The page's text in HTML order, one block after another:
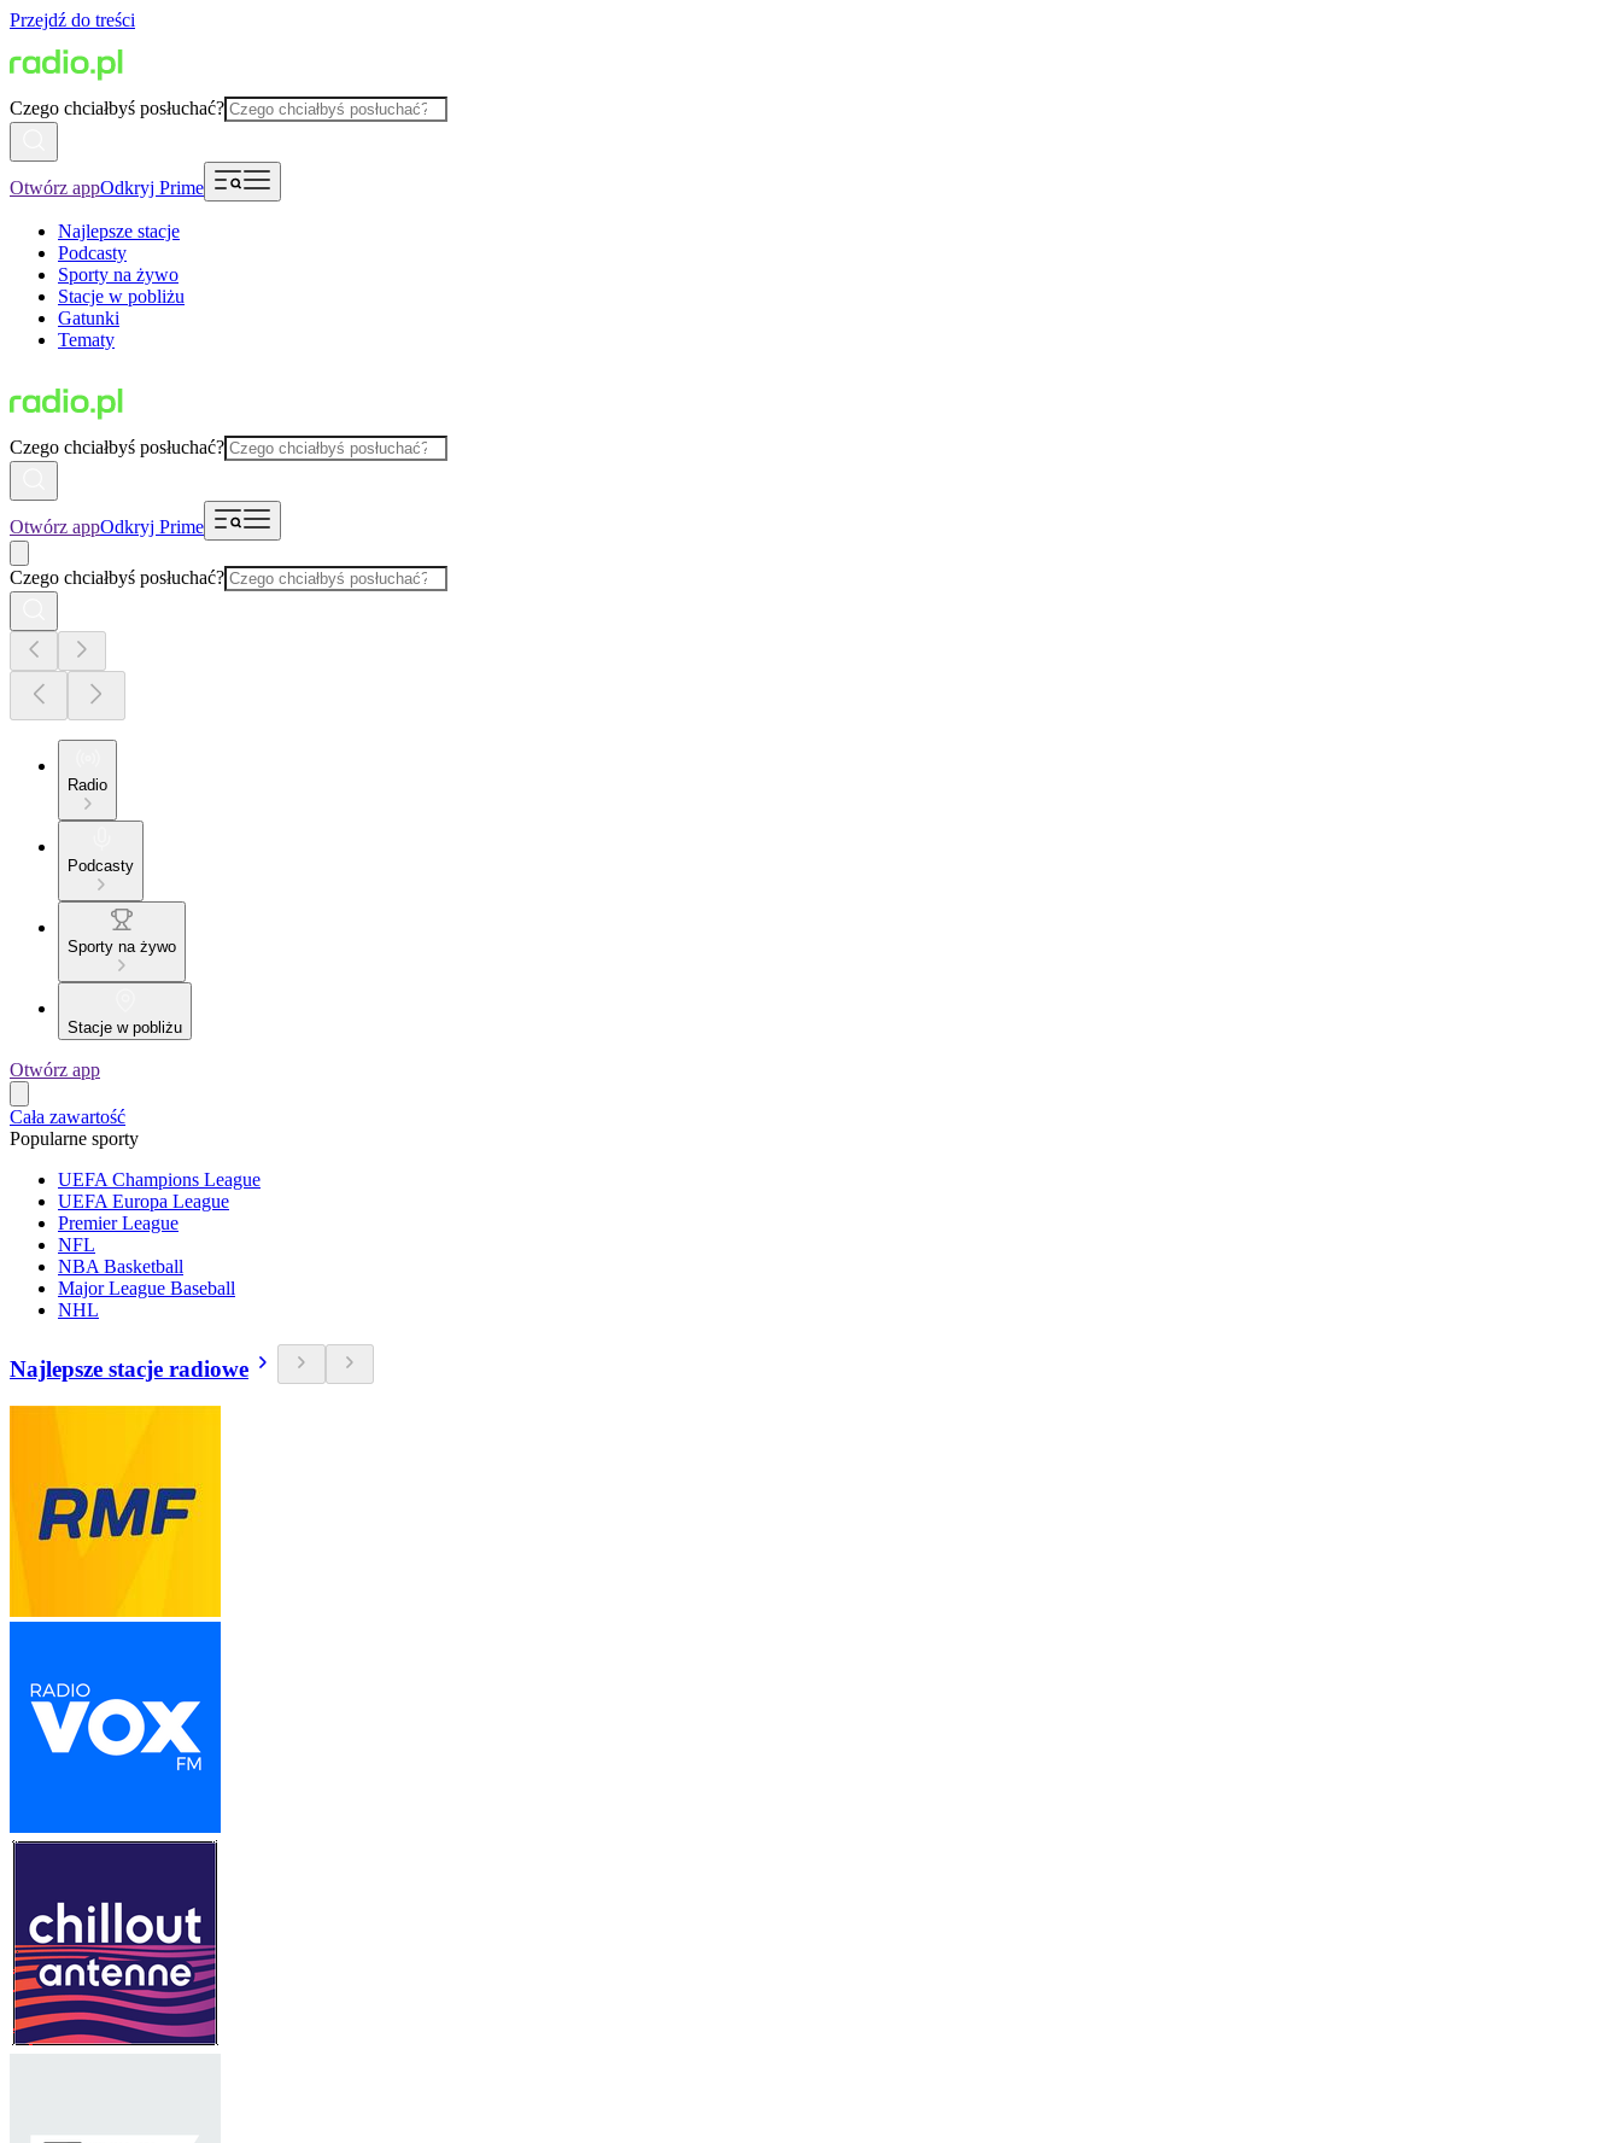
Przejdź do treści
Czego chciałbyś posłuchać?
Otwórz appOdkryj Prime
Najlepsze stacje
Podcasty
Sporty na żywo
Stacje w pobliżu
Gatunki
Tematy
Czego chciałbyś posłuchać?
Otwórz appOdkryj Prime
Czego chciałbyś posłuchać?
Radio
Podcasty
Sporty na żywo
Stacje w pobliżu
Otwórz app
Cała zawartość
Popularne sporty
UEFA Champions League
UEFA Europa League
Premier League
NFL
NBA Basketball
Major League Baseball
NHL
Najlepsze stacje radiowe